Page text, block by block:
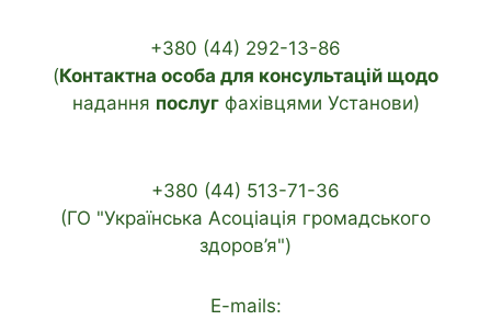
+380 (44) 292-13-86
(Контактна особа для консультацій щодо
надання послугфахівцями Установи)
+380 (44) 513-71-36
(ГО "Українська Асоціація громадського
здоров’я")
E-mails: